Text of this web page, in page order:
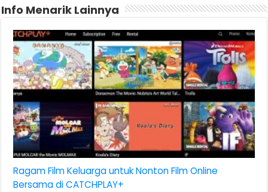
Info Menarik Lainnya
Ragam Film Keluarga untuk Nonton Film Online
Bersama di CATCHPLAY+